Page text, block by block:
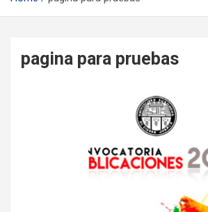
pagina para pruebas
Covocatoria
Publicaciones
2021
Se convoca a las y los
profesores de tiempo
interesados en enviar